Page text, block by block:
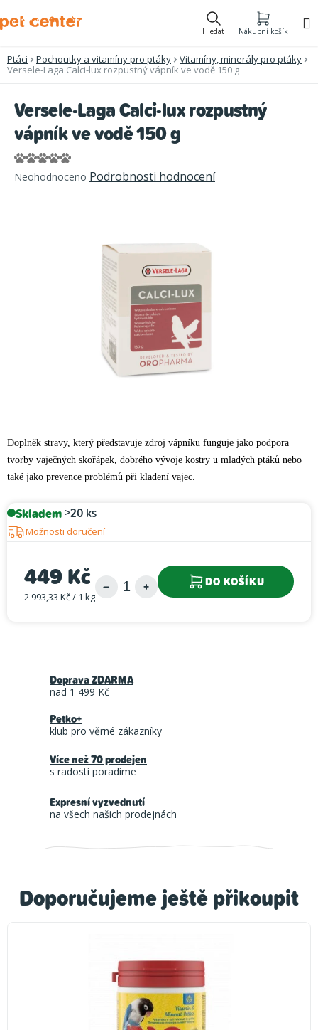
na
Hledat Nákupní košík
Ptáci Pochoutky a vitamíny pro ptáky
Vitamíny, minerály pro ptáky
Versele-Laga Calci-lux rozpustný vápník ve vodě 150 g
Doplněk stravy, který představuje zdroj vápníku funguje jako podpora
tvorby vaječných skořápek, dobrého vývoje kostry u mladých ptáků nebo
také jako prevence problémů při kladení vajec.
Skladem>20 ks
Možnosti doručení
449 Kč
Měrná cena:
2 993,33 Kč / 1 kg
DO KOŠÍKU
Versele-Laga Calci-lux rozpustný
vápník ve vodě 150 g
Průměrné
hodnocení
Neohodnoceno Podrobnosti hodnocení
Doporučujeme ještě přikoupit
Doprava ZDARMA
nad 1 499 Kč
Petko+
klub pro věrné zákazníky
Více než 70 prodejen
s radostí poradíme
Expresní vyzvednutí
na všech našich prodejnách